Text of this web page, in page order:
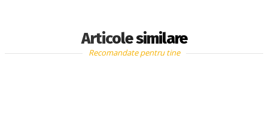
Articole similare
Recomandate pentru tine